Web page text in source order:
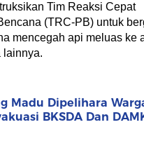
Tim Reaksi Cepat
(TRC-PB) untuk
mencegah api meluas ke
lainnya.
Madu Dipelihara
BKSDA Dan